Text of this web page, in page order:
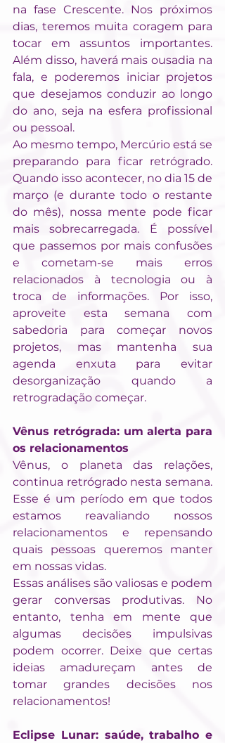
na fase Crescente. Nos próximos
dias, teremos muita coragem para
tocar em assuntos importantes.
Além disso, haverá mais ousadia na
fala, e poderemos iniciar projetos
que desejamos conduzir ao longo
do ano, seja na esfera profissional
ou pessoal.
Ao mesmo tempo, Mercúrio está se
preparando para ficar retrógrado.
Quando isso acontecer, no dia 15 de
março (e durante todo o restante
do mês), nossa mente pode ficar
mais sobrecarregada. É possível
que passemos por mais confusões
e cometam-se mais erros
relacionados à tecnologia ou à
troca de informações. Por isso,
aproveite esta semana com
sabedoria para começar novos
projetos, mas mantenha sua
agenda enxuta para evitar
desorganização quando a
retrogradação começar.
Vênus retrógrada: um alerta para
os relacionamentos
Vênus, o planeta das relações,
continua retrógrado nesta semana.
Esse é um período em que todos
estamos reavaliando nossos
relacionamentos e repensando
quais pessoas queremos manter
em nossas vidas.
Essas análises são valiosas e podem
gerar conversas produtivas. No
entanto, tenha em mente que
algumas decisões impulsivas
podem ocorrer. Deixe que certas
ideias amadureçam antes de
tomar grandes decisões nos
relacionamentos!
Eclipse Lunar: saúde, trabalho e